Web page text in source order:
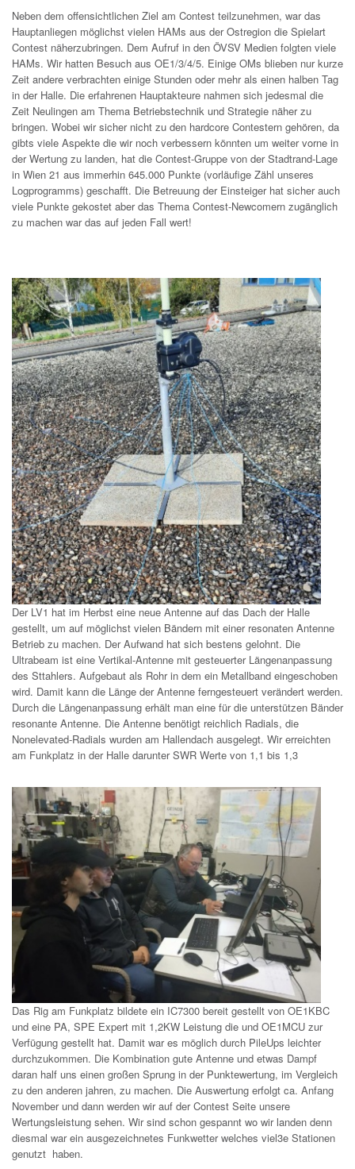
Neben dem offensichtlichen Ziel am Contest teilzunehmen, war das
Hauptanliegen möglichst vielen HAMs aus der Ostregion die Spielart
Contest näherzubringen. Dem Aufruf in den ÖVSV Medien folgten viele
HAMs. Wir hatten Besuch aus OE1/3/4/5. Einige OMs blieben nur kurze
Zeit andere verbrachten einige Stunden oder mehr als einen halben Tag
in der Halle. Die erfahrenen Hauptakteure nahmen sich jedesmal die
Zeit Neulingen am Thema Betriebstechnik und Strategie näher zu
bringen. Wobei wir sicher nicht zu den hardcore Contestern gehören, da
gibts viele Aspekte die wir noch verbessern könnten um weiter vorne in
der Wertung zu landen, hat die Contest-Gruppe von der Stadtrand-Lage
in Wien 21 aus immerhin 645.000 Punkte (vorläufige Zähl unseres
Logprogramms) geschafft. Die Betreuung der Einsteiger hat sicher auch
viele Punkte gekostet aber das Thema Contest-Newcomern zugänglich
zu machen war das auf jeden Fall wert!
Der LV1 hat im Herbst eine neue Antenne auf das Dach der Halle
gestellt, um auf möglichst vielen Bändern mit einer resonaten Antenne
Betrieb zu machen. Der Aufwand hat sich bestens gelohnt. Die
Ultrabeam ist eine Vertikal-Antenne mit gesteuerter Längenanpassung
des Sttahlers. Aufgebaut als Rohr in dem ein Metallband eingeschoben
wird. Damit kann die Länge der Antenne ferngesteuert verändert werden.
Durch die Längenanpassung erhält man eine für die unterstützen Bänder
resonante Antenne. Die Antenne benötigt reichlich Radials, die
Nonelevated-Radials wurden am Hallendach ausgelegt. Wir erreichten
am Funkplatz in der Halle darunter SWR Werte von 1,1 bis 1,3
Das Rig am Funkplatz bildete ein IC7300 bereit gestellt von OE1KBC
und eine PA, SPE Expert mit 1,2KW Leistung die und OE1MCU zur
Verfügung gestellt hat. Damit war es möglich durch PileUps leichter
durchzukommen. Die Kombination gute Antenne und etwas Dampf
daran half uns einen großen Sprung in der Punktewertung, im Vergleich
zu den anderen jahren, zu machen. Die Auswertung erfolgt ca. Anfang
November und dann werden wir auf der Contest Seite unsere
Wertungsleistung sehen. Wir sind schon gespannt wo wir landen denn
diesmal war ein ausgezeichnetes Funkwetter welches viel3e Stationen
genutzt haben.